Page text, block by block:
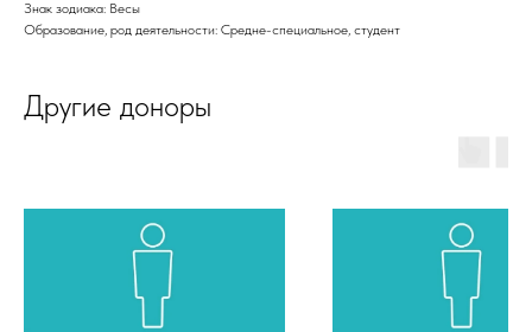
Знак зодиака: Весы
Образование, род деятельности: Средне-специальное, студент
Другие доноры